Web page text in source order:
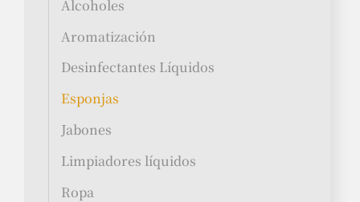
Alcoholes
Aromatización
Desinfectantes Líquidos
Esponjas
Jabones
Limpiadores líquidos
Ropa